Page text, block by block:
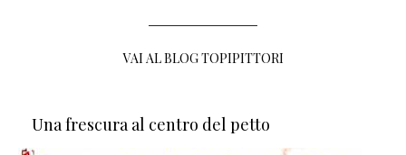
VAI AL BLOG TOPIPITTORI
Una frescura al centro del petto